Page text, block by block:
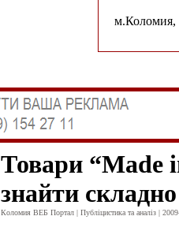
м.Коломия,
Товари “Made
знайти складно
Коломия ВЕБ Портал | Публіцистика та аналіз |